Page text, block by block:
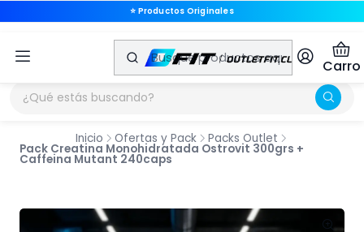
⭐ Productos Originales
Carro
Inicio Ofertas y Pack Packs Outlet
Pack Creatina Monohidratada Ostrovit 300grs +
Caffeina Mutant 240caps
⭐ Productos Originales